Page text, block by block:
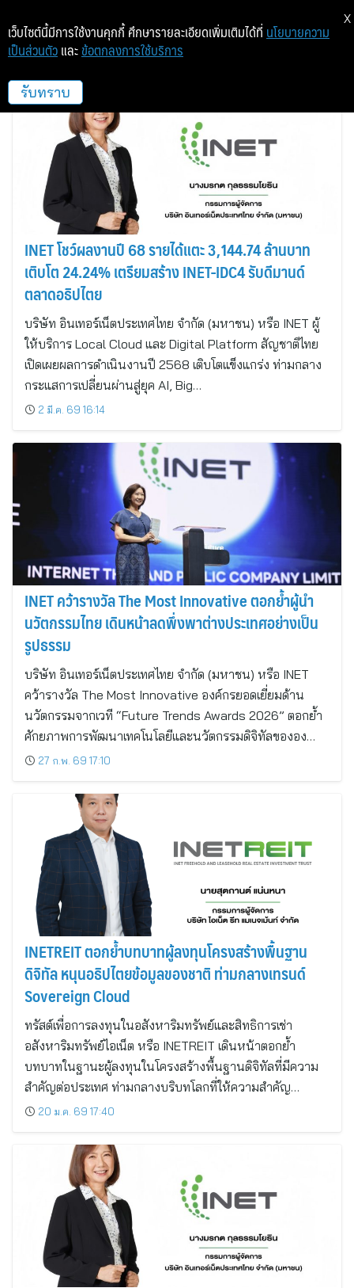
INET
INET โชว์ผลงานปี 68 รายได้แตะ 3,144.74 ล้านบาท
เติบโต 24.24% เตรียมสร้าง INET-IDC4 รับดีมานด์
ตลาดอธิปไตย
บริษัท อินเทอร์เน็ตประเทศไทย จำกัด (มหาชน) หรือ INET ผู้
ให้บริการ Local Cloud และ Digital Platform สัญชาติไทย
เปิดเผยผลการดำเนินงานปี 2568 เติบโตแข็งแกร่ง ท่ามกลาง
กระแสการเปลี่ยนผ่านสู่ยุค AI, Big…
2 มี.ค. 69 16:14
INET คว้ารางวัล The Most Innovative ตอกย้ำผู้นำ
นวัตกรรมไทย เดินหน้าลดพึ่งพาต่างประเทศอย่างเป็น
รูปธรรม
บริษัท อินเทอร์เน็ตประเทศไทย จำกัด (มหาชน) หรือ INET
คว้ารางวัล The Most Innovative องค์กรยอดเยี่ยมด้าน
นวัตกรรมจากเวที “Future Trends Awards 2026” ตอกย้ำ
ศักยภาพการพัฒนาเทคโนโลยีและนวัตกรรมดิจิทัลขององ…
27 ก.พ. 69 17:10
INETREIT ตอกย้ำบทบาทผู้ลงทุนโครงสร้างพื้นฐาน
ดิจิทัล หนุนอธิปไตยข้อมูลของชาติ ท่ามกลางเทรนด์
Sovereign Cloud
ทรัสต์เพื่อการลงทุนในอสังหาริมทรัพย์และสิทธิการเช่า
อสังหาริมทรัพย์ไอเน็ต หรือ INETREIT เดินหน้าตอกย้ำ
บทบาทในฐานะผู้ลงทุนในโครงสร้างพื้นฐานดิจิทัลที่มีความ
สำคัญต่อประเทศ ท่ามกลางบริบทโลกที่ให้ความสำคัญ…
20 ม.ค. 69 17:40
เว็บไซต์นี้มีการใช้งานคุกกี้ ศึกษารายละเอียดเพิ่มเติมได้ที่ นโยบายความ
เป็นส่วนตัว และ ข้อตกลงการใช้บริการ
รับทราบ
X